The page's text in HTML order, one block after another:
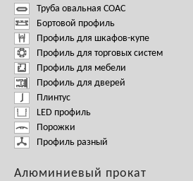
Труба овальная СОАС
Бортовой профиль
Профиль для шкафов-купе
Профиль для торговых систем
Профиль для мебели
Профиль для дверей
Плинтус
LED профиль
Порожки
Профиль разный
Алюминиевый прокат